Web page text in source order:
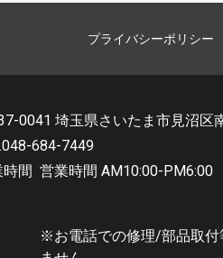
プライバシーポリシー
0041 埼玉県さいたま市見沼区
684-7449
間 営業時間 AM10:00-PM6:00
※お電話での修理/部品取付